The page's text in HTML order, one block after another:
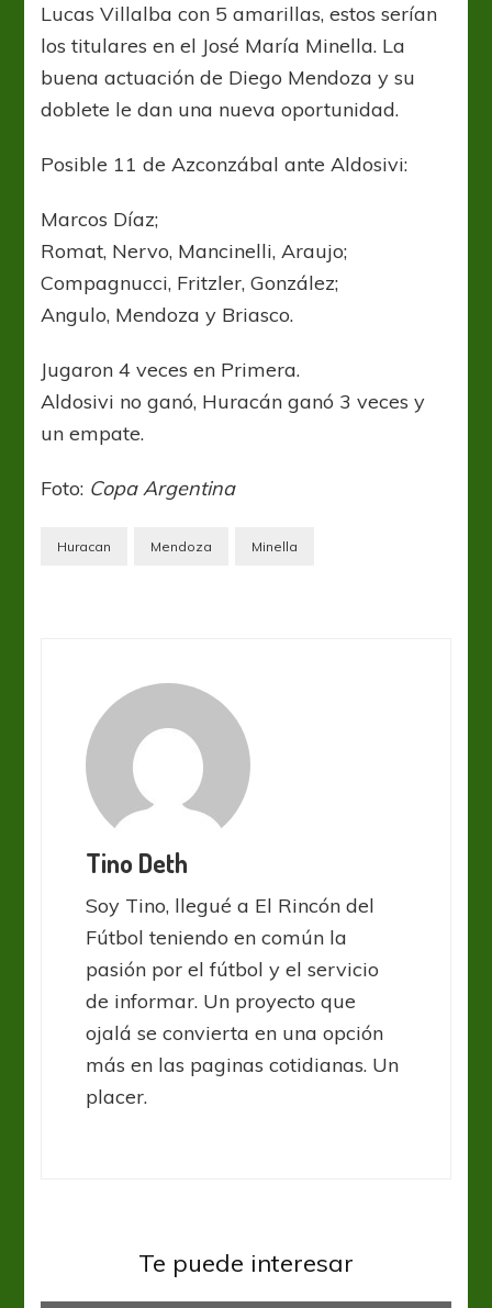
Lucas Villalba con 5 amarillas, estos serían
los titulares en el José María Minella. La
buena actuación de Diego Mendoza y su
doblete le dan una nueva oportunidad.
Posible 11 de Azconzábal ante Aldosivi:
Marcos Díaz;
Romat, Nervo, Mancinelli, Araujo;
Compagnucci, Fritzler, González;
Angulo, Mendoza y Briasco.
Jugaron 4 veces en Primera.
Aldosivi no ganó, Huracán ganó 3 veces y
un empate.
Foto: Copa Argentina
Huracan Mendoza Minella
Tino Deth
Soy Tino, llegué a El Rincón del
Fútbol teniendo en común la
pasión por el fútbol y el servicio
de informar. Un proyecto que
ojalá se convierta en una opción
más en las paginas cotidianas. Un
placer.
Te puede interesar
Talleres abre más la herida de